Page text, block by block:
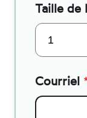
Taille de
Courriel